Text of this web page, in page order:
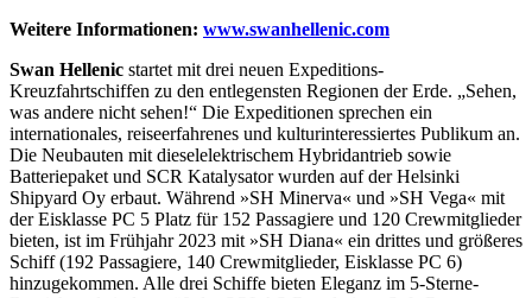
Weitere Informationen: www.swanhellenic.com
Swan Hellenic startet mit drei neuen Expeditions-
Kreuzfahrtschiffen zu den entlegensten Regionen der Erde. „Sehen,
was andere nicht sehen!“ Die Expeditionen sprechen ein
internationales, reiseerfahrenes und kulturinteressiertes Publikum an.
Die Neubauten mit dieselelektrischem Hybridantrieb sowie
Batteriepaket und SCR Katalysator wurden auf der Helsinki
Shipyard Oy erbaut. Während »SH Minerva« und »SH Vega« mit
der Eisklasse PC 5 Platz für 152 Passagiere und 120 Crewmitglieder
bieten, ist im Frühjahr 2023 mit »SH Diana« ein drittes und größeres
Schiff (192 Passagiere, 140 Crewmitglieder, Eisklasse PC 6)
hinzugekommen. Alle drei Schiffe bieten Eleganz im 5-Sterne-